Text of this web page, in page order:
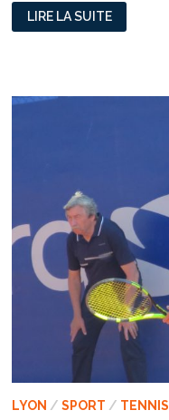
CHALLENGER
DE
LYON
AUGER-
LIRE LA SUITE
LYON / SPORT / TENNIS